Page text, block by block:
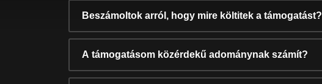
Beszámoltok arról, hogy mire költitek a támogatást?
A támogatásom közérdekű adománynak számít?